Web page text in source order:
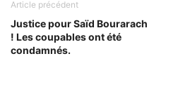
Article précédent
Justice pour Saïd Bourarach
! Les coupables ont été
condamnés.